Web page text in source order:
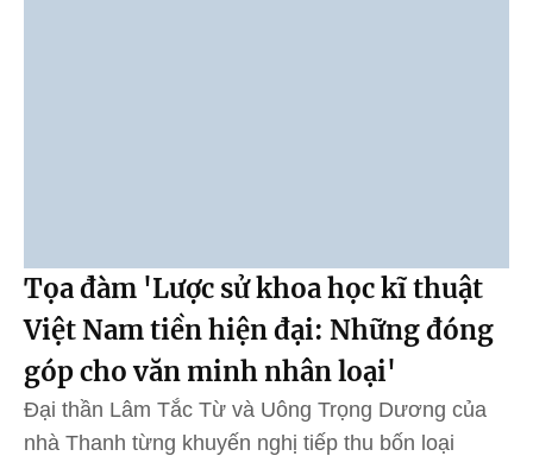
Tọa đàm 'Lược sử khoa học kĩ thuật
Việt Nam tiền hiện đại: Những đóng
góp cho văn minh nhân loại'
Đại thần Lâm Tắc Từ và Uông Trọng Dương của
nhà Thanh từng khuyến nghị tiếp thu bốn loại